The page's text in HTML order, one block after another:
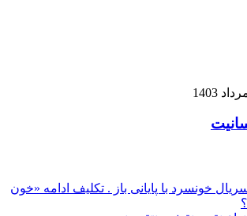
خونسرد با پایانی باز . تکلیف ادامه «خون